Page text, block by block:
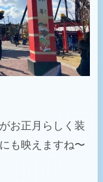
お正月らしく装
も映えますね〜